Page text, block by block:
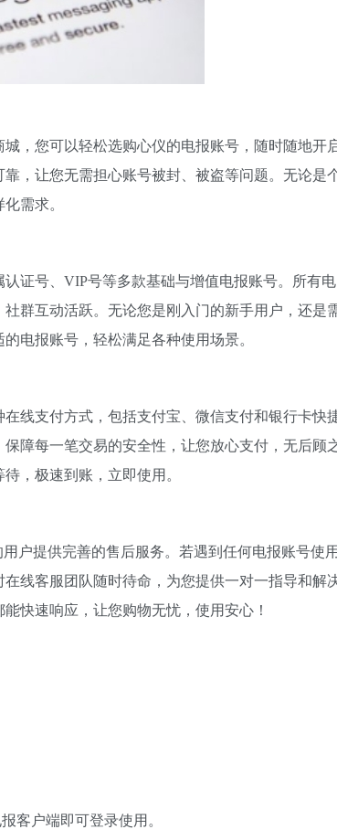
，您可以轻松选购心仪的电报账号，随时随地开
，让您无需担心账号被封、被盗等问题。无论是
需求。
证号、VIP号等多款基础与增值电报账号。所有电
群互动活跃。无论您是刚入门的新手用户，还是
电报账号，轻松满足各种使用场景。
线支付方式，包括支付宝、微信支付和银行卡快
障每一笔交易的安全性，让您放心支付，无后顾
，极速到账，立即使用。
户提供完善的售后服务。若遇到任何电报账号使
线客服团队随时待命，为您提供一对一指导和解
快速响应，让您购物无忧，使用安心！
客户端即可登录使用。